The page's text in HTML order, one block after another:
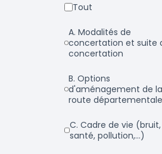
Tout
a. Modalités de
concertation et suite
concertation
b. Options
d'aménagement de la
route départementale
c. Cadre de vie (bruit,
santé, pollution,...)